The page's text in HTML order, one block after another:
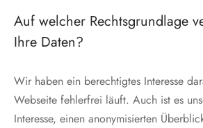
Auf welcher Rechtsgrundlage
Ihre Daten?
Wir haben ein berechtigtes Interesse
Webseite fehlerfrei läuft. Auch ist es
Interesse, einen anonymisierten